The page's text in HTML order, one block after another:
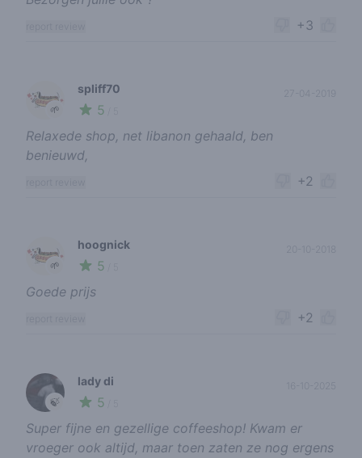
+3
🌱
spliff70
5
Relaxede shop, net libanon gehaald, ben
benieuwd,
+2
🌱
hoognick
5
Goede prijs
+2
🍃
lady di
5
Super fijne en gezellige coffeeshop! Kwam er
vroeger ook altijd, maar toen zaten ze nog ergens